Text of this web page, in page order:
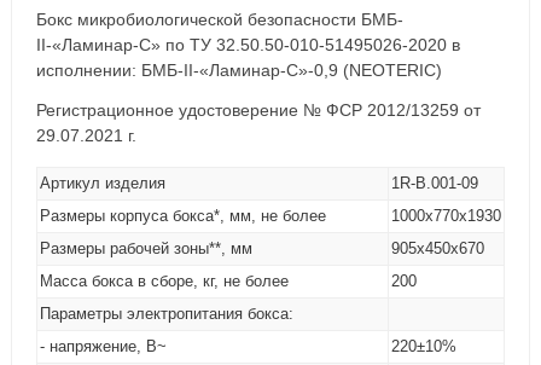
Бокс микробиологической безопасности БМБ-
II-«Ламинар-С» по ТУ 32.50.50-010-51495026-2020 в
исполнении: БМБ-II-«Ламинар-С»-0,9 (NEOTERIC)
Регистрационное удостоверение № ФСР 2012/13259 от
29.07.2021 г.
Артикул изделия
1R-B.001-09
Размеры корпуса бокса*, мм, не более
1000х770х1930
Размеры рабочей зоны**, мм
905х450х670
Масса бокса в сборе, кг, не более
200
Параметры электропитания бокса:
- напряжение, В~
220±10%